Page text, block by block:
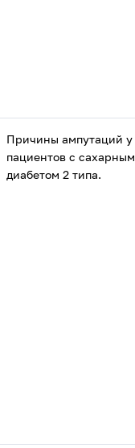
Причины ампутаций у
пациентов с сахарным
диабетом 2 типа.